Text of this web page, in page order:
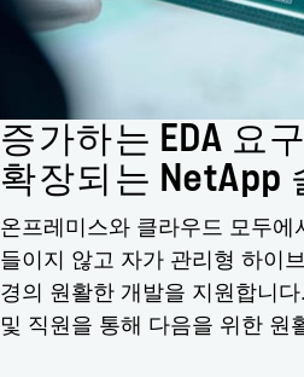
증가하는 EDA 요
확장되는 NetApp
온프레미스와 클라우드 모두에
들이지 않고 자가 관리형 하이
경의 원활한 개발을 지원합니
및 직원을 통해 다음을 위한 원